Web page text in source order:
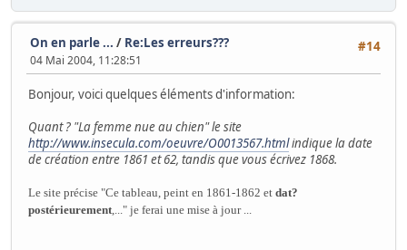
#14
On en parle ... / Re:Les erreurs???
04 Mai 2004, 11:28:51
Bonjour, voici quelques éléments d'information:
Quant ? "La femme nue au chien" le site
http://www.insecula.com/oeuvre/O0013567.htmlindique la date
de création entre 1861 et 62, tandis que vous écrivez 1868.
Le site précise "Ce tableau, peint en 1861-1862 et dat?
postérieurement,..." je ferai une mise à jour ...